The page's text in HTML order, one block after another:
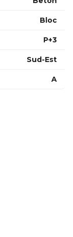
o locuință într-o
în regim
Bloc
P+3
Sud-Est
A